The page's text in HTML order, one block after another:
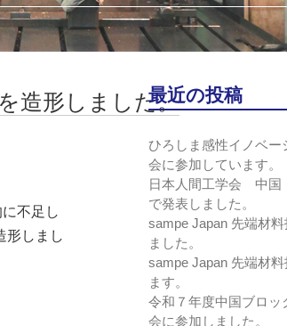
造形しました。
不足し
形しまし
最近の投稿
ひろしま感性イノベー
会に参加しています。
日本人間工学会 中国
で発表しました。
sampe Japan 先端材
ました。
sampe Japan 先端材
ます。
令和７年度中国ブロッ
会に参加しました。